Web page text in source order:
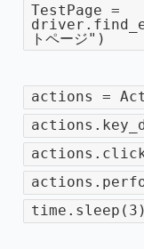
TestPage =
トページ")
actions =
time.sleep(3)